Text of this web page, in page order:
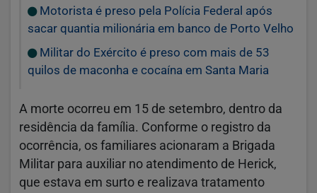
Motorista é preso pela Polícia Federal após
sacar quantia milionária em banco de Porto Velho
Militar do Exército é preso com mais de 53
quilos de maconha e cocaína em Santa Maria
A morte ocorreu em 15 de setembro, dentro da
residência da família. Conforme o registro da
ocorrência, os familiares acionaram a Brigada
Militar para auxiliar no atendimento de Herick,
que estava em surto e realizava tratamento